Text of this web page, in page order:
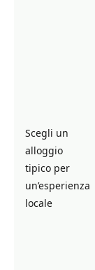
Scegli un
alloggio
tipico per
un’esperienza
locale